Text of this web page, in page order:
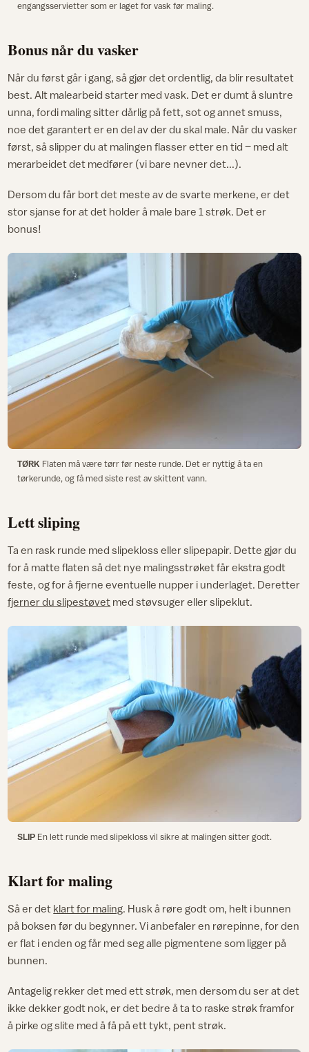
engangsservietter som er laget for vask før maling.
Bonus når du vasker
Når du først går i gang, så gjør det ordentlig, da blir resultatet
best. Alt malearbeid starter med vask. Det er dumt å sluntre
unna, fordi maling sitter dårlig på fett, sot og annet smuss,
noe det garantert er en del av der du skal male. Når du vasker
først, så slipper du at malingen flasser etter en tid – med alt
merarbeidet det medfører (vi bare nevner det...).
Dersom du får bort det meste av de svarte merkene, er det
stor sjanse for at det holder å male bare 1 strøk. Det er
bonus!
TØRK Flaten må være tørr før neste runde. Det er nyttig å ta en
tørkerunde, og få med siste rest av skittent vann.
Lett sliping
Ta en rask runde med slipekloss eller slipepapir. Dette gjør du
for å matte flaten så det nye malingsstrøket får ekstra godt
feste, og for å fjerne eventuelle nupper i underlaget. Deretter
fjerner du slipestøvet med støvsuger eller slipeklut.
SLIPEn lett runde med slipekloss vil sikre at malingen sitter godt.
Klart for maling
Så er det klart for maling. Husk å røre godt om, helt i bunnen
på boksen før du begynner. Vi anbefaler en rørepinne, for den
er flat i enden og får med seg alle pigmentene som ligger på
bunnen.
Antagelig rekker det med ett strøk, men dersom du ser at det
ikke dekker godt nok, er det bedre å ta to raske strøk framfor
å pirke og slite med å få på ett tykt, pent strøk.